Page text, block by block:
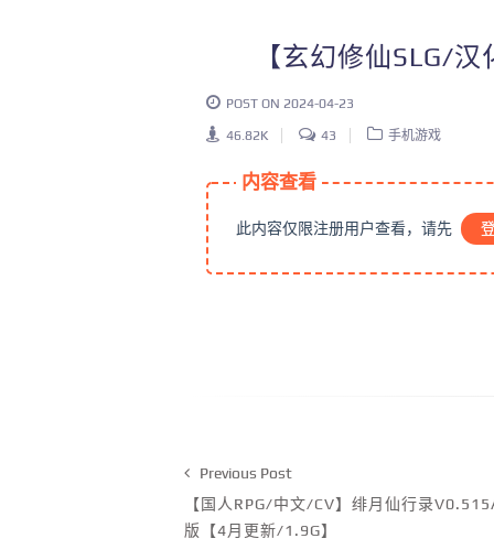
【玄幻修仙SLG/
POST ON 2024-04-23
46.82K 43 手机游戏
内容查看
此内容仅限注册用户查看，请先
Previous Post
【国人RPG/中文/CV】绯月仙行录
版【4月更新/1.9G】